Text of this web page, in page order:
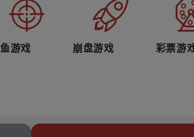
游戏 崩盘游戏 彩票游